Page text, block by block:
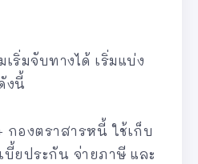
ริ่มจับทางได้ เริ่มแบ่ง
งนี้
กองตราสารหนี้ ใช้เก็บ
บี้ยประกัน จ่ายภาษี และ